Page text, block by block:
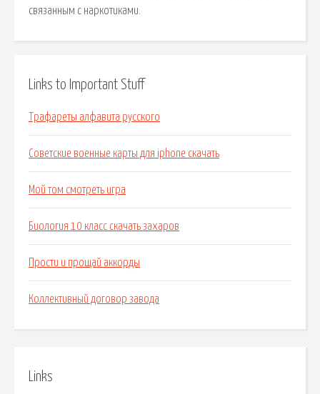
связанным с наркотиками.
Links to Important Stuff
Трафареты алфавита русского
Советские военные карты для iphone скачать
Мой том смотреть игра
Биология 10 класс скачать захаров
Прости и прощай аккорды
Коллективный договор завода
Links